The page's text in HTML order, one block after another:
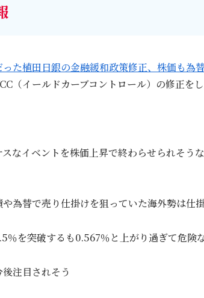
た植田日銀の金融緩和政策修正、株価も為
（イールドカーブコントロール）の修正を
なイベントを株価上昇で終わらせられそう
為替で売り仕掛けを狙っていた海外勢は仕
％を突破するも0.567％と上がり過ぎて危険
注目されそう